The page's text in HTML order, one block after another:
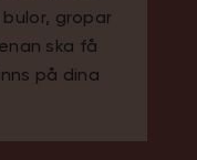
gropar
ska få
på dina